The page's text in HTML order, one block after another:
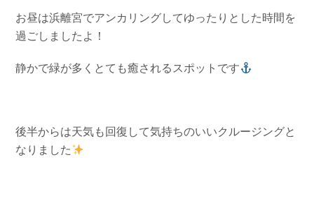
お昼は浜離宮でアンカリングしてゆったりとした時間を
過ごしましたよ！
静かで緑が多くとても癒されるスポットです
後半からは天気も回復して気持ちのいいクルージングと
なりました